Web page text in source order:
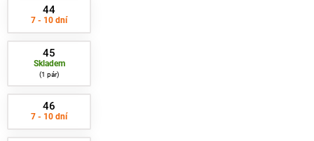
44
7 - 10 dní
45
Skladem
1 pár
46
7 - 10 dní